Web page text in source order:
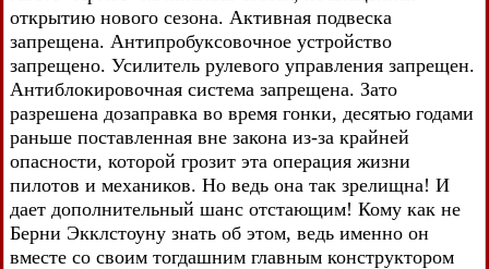
открытию нового сезона. Активная подвеска
запрещена. Антипробуксовочное устройство
запрещено. Усилитель рулевого управления запрещен.
Антиблокировочная система запрещена. Зато
разрешена дозаправка во время гонки, десятью годами
раньше поставленная вне закона из-за крайней
опасности, которой грозит эта операция жизни
пилотов и механиков. Но ведь она так зрелищна! И
дает дополнительный шанс отстающим! Кому как не
Берни Экклстоуну знать об этом, ведь именно он
вместе со своим тогдашним главным конструктором